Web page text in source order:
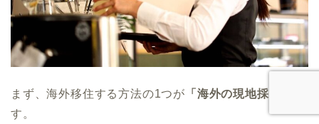
まず、海外移住する方法の1つが 「海外の現地採用」
す。